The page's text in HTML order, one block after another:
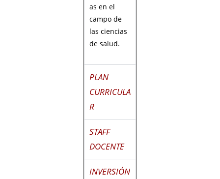
as en el
campo de
las ciencias
de salud.
PLAN
CURRICULA
R
STAFF
DOCENTE
INVERSIÓN